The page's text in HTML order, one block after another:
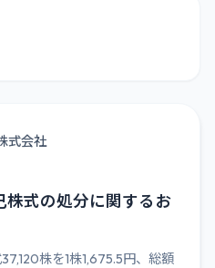
式会社
株式の処分に関するお
株を1株1,675.5円、総額